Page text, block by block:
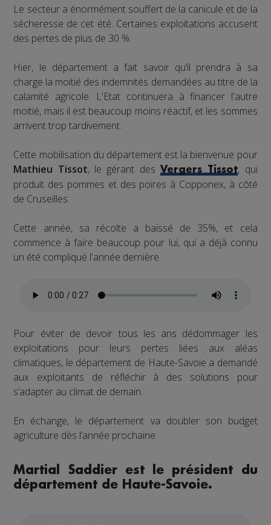
Le secteur a énormément souffert de la canicule et de la
sécheresse de cet été. Certaines exploitations accusent
des pertes de plus de 30 %.
Hier, le département a fait savoir qu’il prendra à sa
charge la moitié des indemnités demandées au titre de la
calamité agricole. L'Etat continuera à financer l'autre
moitié, mais il est beaucoup moins réactif, et les sommes
arrivent trop tardivement.
Cette mobilisation du département est la bienvenue pour
Mathieu Tissot, le gérant des Vergers Tissot, qui
produit des pommes et des poires à Copponex, à côté
de Cruseilles.
Cette année, sa récolte a baissé de 35%, et cela
commence à faire beaucoup pour lui, qui a déjà connu
un été compliqué l'année dernière.
Pour éviter de devoir tous les ans dédommager les
exploitations pour leurs pertes liées aux aléas
climatiques, le département de Haute-Savoie a demandé
aux exploitants de réfléchir à des solutions pour
s’adapter au climat de demain.
En échange, le département va doubler son budget
agriculture dès l’année prochaine.
Martial Saddier est le président du
département de Haute-Savoie.